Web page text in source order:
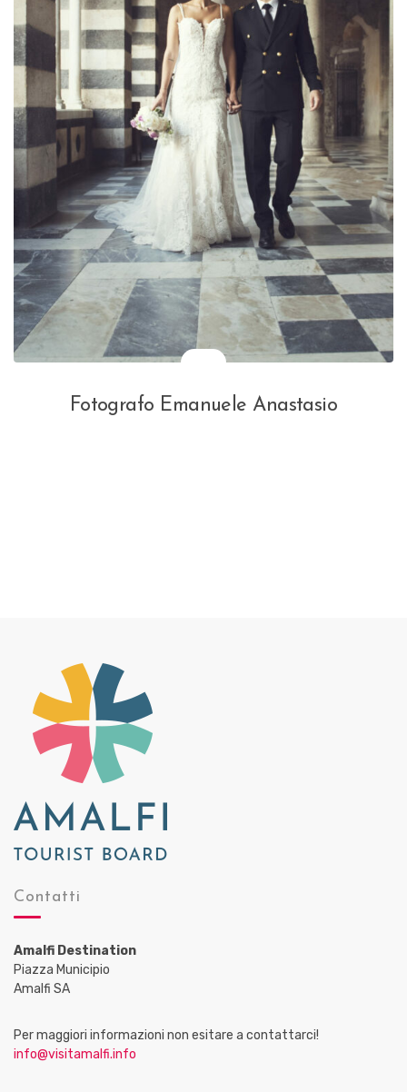
Fotografo Emanuele Anastasio
Contatti
Amalfi Destination
Piazza Municipio
Amalfi SA
Per maggiori informazioni non esitare a contattarci!
info@visitamalfi.info